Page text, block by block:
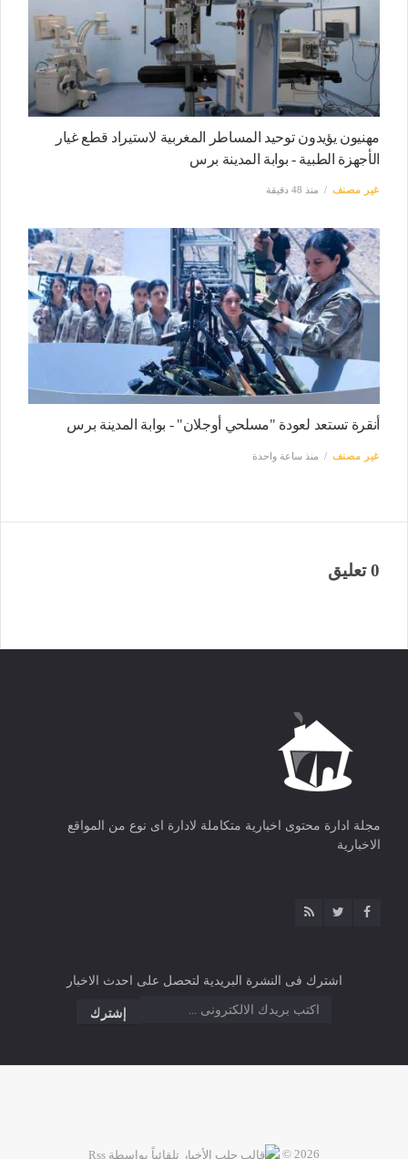
مهنيون يؤيدون توحيد المساطر المغربية لاستيراد قطع غيار
الأجهزة الطبية - بوابة المدينة برس
غير مصنف منذ 48 دقيقة
أنقرة تستعد لعودة "مسلحي أوجلان" - بوابة المدينة برس
غير مصنف منذ ساعة واحدة
0 تعليق
مجلة ادارة محتوى اخبارية متكاملة لادارة اى نوع من المواقع
الاخبارية
اشترك فى النشرة البريدية لتحصل على احدث الاخبار
2026 ©